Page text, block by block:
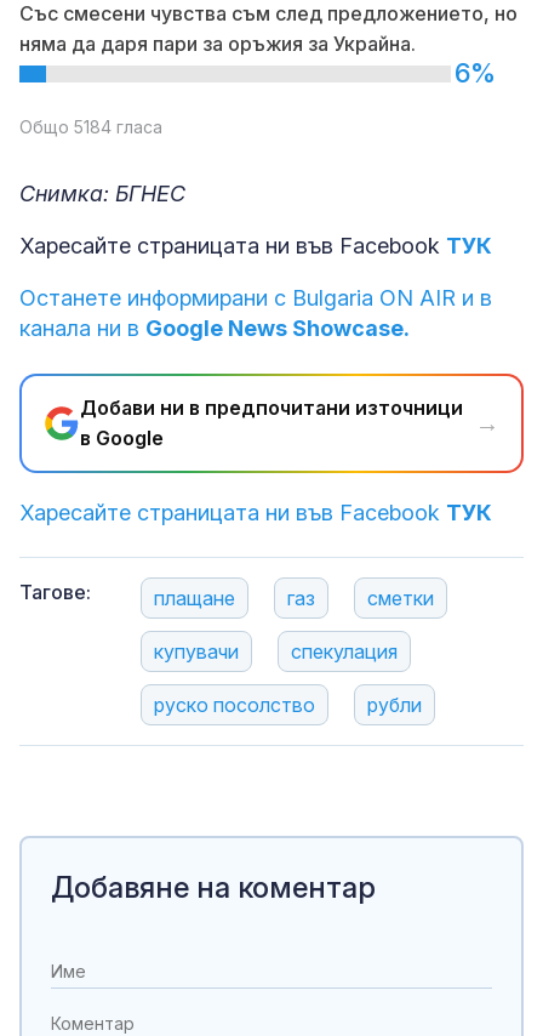
Със смесени чувства съм след предложението, но
няма да даря пари за оръжия за Украйна.
6%
Общо 5184 гласа
Снимка: БГНЕС
Харесайте страницата ни във Facebook ТУК
Останете информирани с Bulgaria ON AIR и в
канала ни в Google News Showcase.
Добави ни в предпочитани източници
в Google
→
Харесайте страницата ни във Facebook ТУК
Тагове: плащане газ сметки
купувачи спекулация
руско посолство рубли
Добавяне на коментар